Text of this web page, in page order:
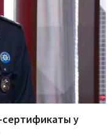
сертификаты у